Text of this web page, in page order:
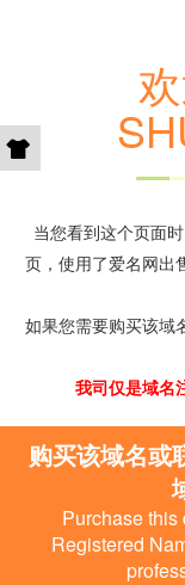
当您看到这个页面
页，使用了爱名网出
如果您需要购买该域
我司仅是域名
购买该域名或
Purchase this
Registered